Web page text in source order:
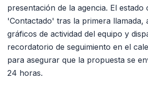
presentación de la agencia. El estado
'Contactado' tras la primera llamada,
gráficos de actividad del equipo y
recordatorio de seguimiento en el
para asegurar que la propuesta se
24 horas.